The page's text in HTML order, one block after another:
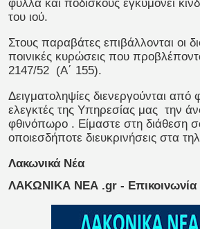
φύλλα και ποδίσκους εγκυμονεί
του ιού.
Στους παραβάτες επιβάλλονται οι
ποινικές κυρώσεις που
2147/52 (Α΄ 155).
Δειγματοληψίες διενεργούνται από
ελεγκτές της Υπηρεσίας μας την
φθινόπωρο . Είμαστε στη διάθεση
οποιεσδήποτε διευκρινήσεις στα
Λακωνικά Νέα
ΛΑΚΩΝΙΚΑ ΝΕΑ .gr - Επικοινωνία